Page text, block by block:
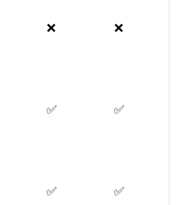
❌ ❌
✅ ✅
✅ ✅